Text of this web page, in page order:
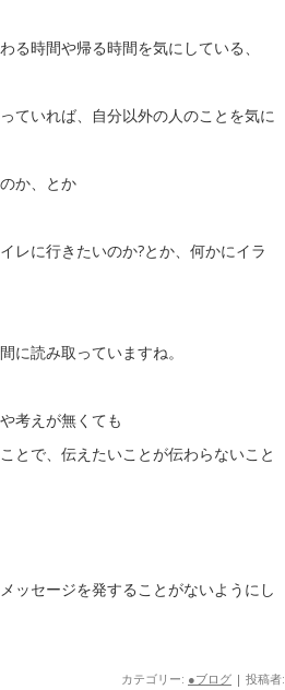
る時間や帰る時間を気にしている、
ていれば、自分以外の人のことを気に
か、とか
レに行きたいのか?とか、何かにイラ
に読み取っていますね。
考えが無くても
とで、伝えたいことが伝わらないこと
ッセージを発することがないようにし
カテゴリー: ●ブログ | 投稿者: